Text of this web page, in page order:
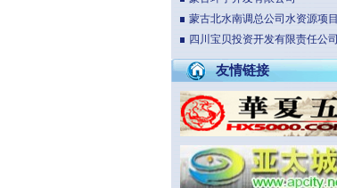
蒙古北水南调总公司水资源项目
四川宝贝投资开发有限责任公司
友情链接